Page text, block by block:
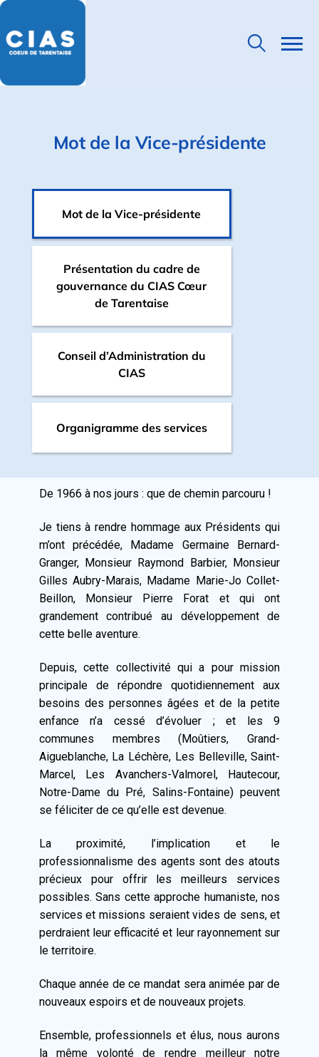
Mot de la Vice-présidente
Conseil d’Administration du
CIAS
Organigramme des services
Présentation du cadre de
gouvernance du CIAS Cœur
de Tarentaise
Mot de la Vice-présidente
De 1966 à nos jours : que de chemin parcouru !
Je tiens à rendre hommage aux Présidents qui
m’ont précédée, Madame Germaine Bernard-
Granger, Monsieur Raymond Barbier, Monsieur
Gilles Aubry-Marais, Madame Marie-Jo Collet-
Beillon, Monsieur Pierre Forat et qui ont
grandement contribué au développement de
cette belle aventure.
Depuis, cette collectivité qui a pour mission
principale de répondre quotidiennement aux
besoins des personnes âgées et de la petite
enfance n’a cessé d’évoluer ; et les 9
communes membres (Moûtiers, Grand-
Aigueblanche, La Léchère, Les Belleville, Saint-
Marcel, Les Avanchers-Valmorel, Hautecour,
Notre-Dame du Pré, Salins-Fontaine) peuvent
se féliciter de ce qu’elle est devenue.
La proximité, l’implication et le
professionnalisme des agents sont des atouts
précieux pour offrir les meilleurs services
possibles. Sans cette approche humaniste, nos
services et missions seraient vides de sens, et
perdraient leur efficacité et leur rayonnement sur
le territoire.
Chaque année de ce mandat sera animée par de
nouveaux espoirs et de nouveaux projets.
Ensemble, professionnels et élus, nous aurons
la même volonté de rendre meilleur notre